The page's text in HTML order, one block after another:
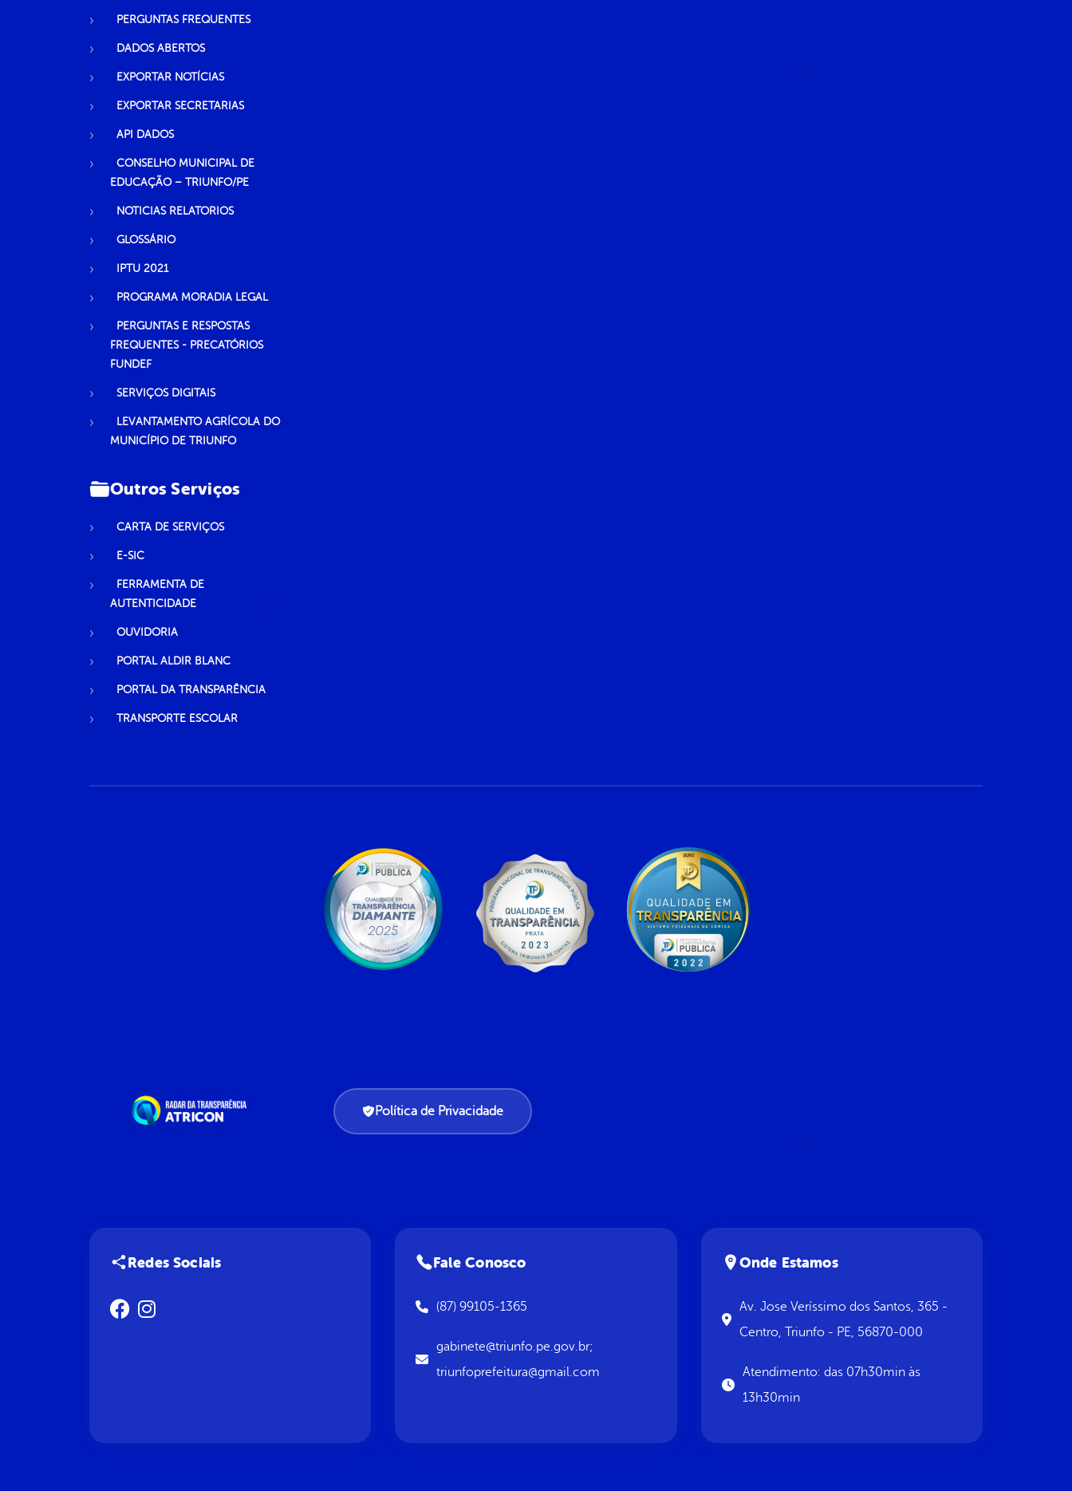
PERGUNTAS FREQUENTES
DADOS ABERTOS
EXPORTAR NOTÍCIAS
EXPORTAR SECRETARIAS
API DADOS
CONSELHO MUNICIPAL DE
EDUCAÇÃO – TRIUNFO/PE
NOTICIAS RELATORIOS
GLOSSÁRIO
IPTU 2021
PROGRAMA MORADIA LEGAL
PERGUNTAS E RESPOSTAS
FREQUENTES - PRECATÓRIOS
FUNDEF
SERVIÇOS DIGITAIS
LEVANTAMENTO AGRÍCOLA DO
MUNICÍPIO DE TRIUNFO
Outros Serviços
CARTA DE SERVIÇOS
E-SIC
FERRAMENTA DE
AUTENTICIDADE
OUVIDORIA
PORTAL ALDIR BLANC
PORTAL DA TRANSPARÊNCIA
TRANSPORTE ESCOLAR
Política de Privacidade
Redes Sociais Fale Conosco
(87) 99105-1365
gabinete@triunfo.pe.gov.br;
triunfoprefeitura@gmail.com
Onde Estamos
Av. Jose Veríssimo dos Santos, 365 -
Centro, Triunfo - PE, 56870-000
Atendimento: das 07h30min às
13h30min